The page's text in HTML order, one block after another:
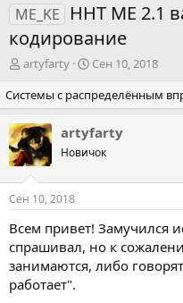
ME_KE
HHT ME 2.1
кодирование
А
т
о
р
т
е
м
artyfarty
Д
т
а
н
а
ч
а
Сен 10, 2018
Системы с распределённым
artyfarty
Новичок
Сен 10, 2018
Всем привет! Замучился
спрашивал, но к
занимаются, либо
работает".